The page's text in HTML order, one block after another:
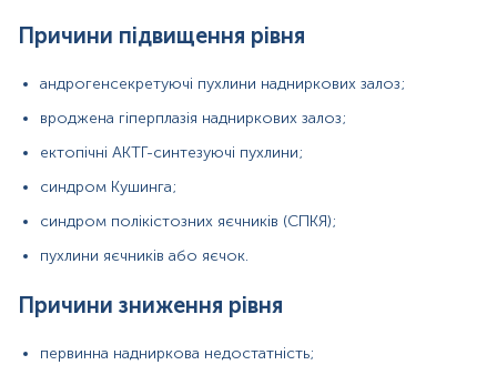
- оцінка рівня андроендогенної продукції;
органів, встановлення причин раннього статевого
залоз;
- встановлення причин гірсутизму, акне, алопеції,
непліддя;
- встановлення локалізації джерела гіперсекреції
- диференціальна діагностика ферментативної
Причини підвищення рівня
андрогенсекретуючі пухлини надниркових залоз;
вроджена гіперплазія надниркових залоз;
ектопічні АКТГ-синтезуючі пухлини;
синдром Кушинга;
синдром полікістозних яєчників (СПКЯ);
пухлини яєчників або яєчок.
Причини зниження рівня
первинна надниркова недостатність;